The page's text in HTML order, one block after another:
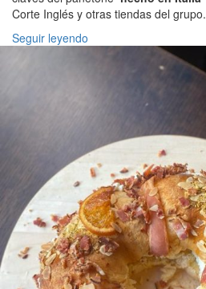
Corte Inglés y otras tiendas del grupo.
Seguir leyendo